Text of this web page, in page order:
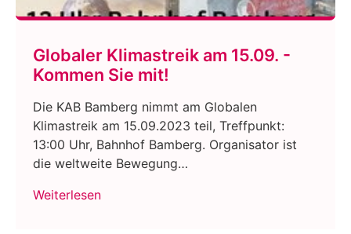
Globaler Klimastreik am 15.09. -
Kommen Sie mit!
Die KAB Bamberg nimmt am Globalen
Klimastreik am 15.09.2023 teil, Treffpunkt:
13:00 Uhr, Bahnhof Bamberg. Organisator ist
die weltweite Bewegung…
Weiterlesen